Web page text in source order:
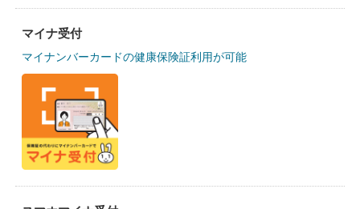
マイナ受付
マイナンバーカードの健康保険証利用が可能